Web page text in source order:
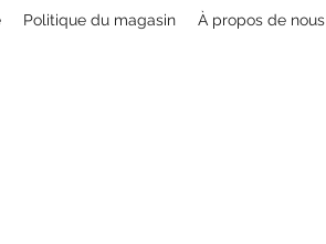
Politique du magasin À propos de nous